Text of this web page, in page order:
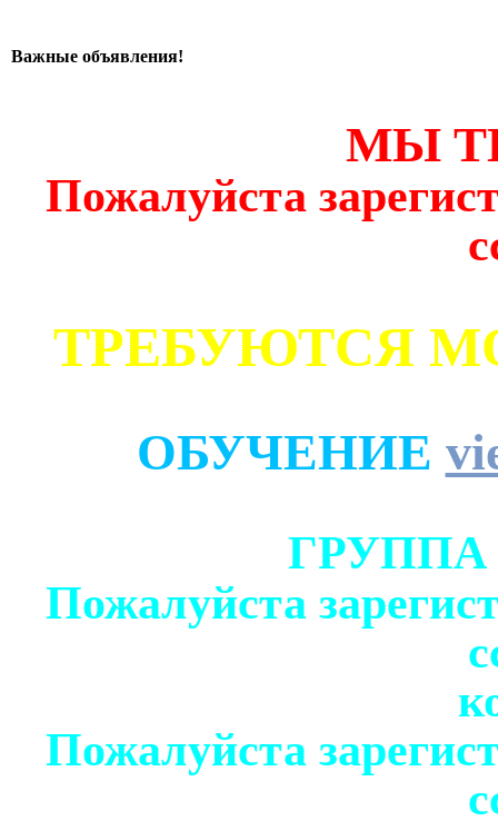
Важные объявления!
МЫ
Пожалуйста
ТРЕБУЮТСЯ
ОБУЧЕНИЕ
Пожалуйста
Пожалуйста